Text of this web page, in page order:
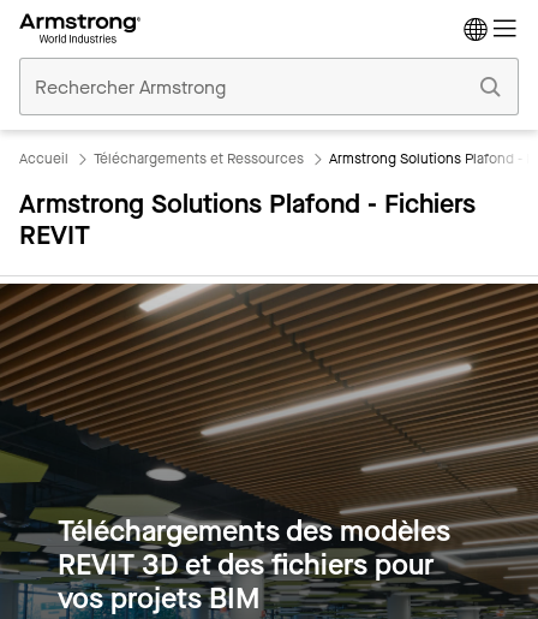
Plafonds
Commerciaux
Accueil Téléchargements et Ressources Armstrong Solutions Plafond -
Armstrong Solutions Plafond - Fichiers
REVIT
Téléchargements des modèles
REVIT 3D et des fichiers pour
vos projets BIM